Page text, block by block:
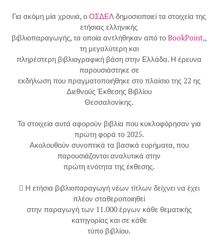
Για ακόμη μία χρονιά, ο ΟΣΔΕΛ δημοσιοποιεί τα στοιχεία της
ετήσιας ελληνικής
βιβλιοπαραγωγής, τα οποία αντλήθηκαν από το BookPoint,,
τη μεγαλύτερη και
πληρέστερη βιβλιογραφική βάση στην Ελλάδα. Η έρευνα
παρουσιάστηκε σε
εκδήλωση που πραγματοποιήθηκε στο πλαίσιο της 22 ης
Διεθνούς Έκθεσης Βιβλίου
Θεσσαλονίκης.
Τα στοιχεία αυτά αφορούν βιβλία που κυκλοφόρησαν για
πρώτη φορά το 2025.
Ακολουθούν συνοπτικά τα βασικά ευρήματα, που
παρουσιάζονται αναλυτικά στην
πρώτη ενότητα της έκθεσης.
 Η ετήσια βιβλιοπαραγωγή νέων τίτλων δείχνει να έχει
πλέον σταθεροποιηθεί
στην παραγωγή των 11.000 έργων κάθε θεματικής
κατηγορίας και σε κάθε
τύπο βιβλίου.